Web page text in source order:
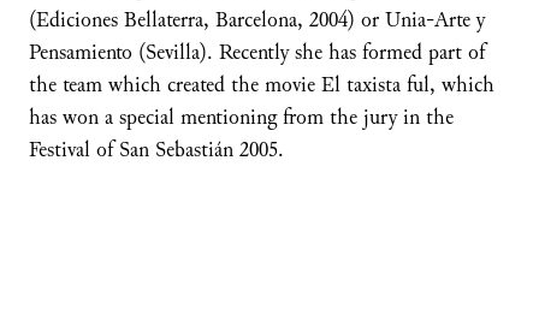
(Ediciones Bellaterra, Barcelona, 2004) or Unia-Arte y
Pensamiento (Sevilla). Recently she has formed part of
the team which created the movie El taxista ful, which
has won a special mentioning from the jury in the
Festival of San Sebastián 2005.